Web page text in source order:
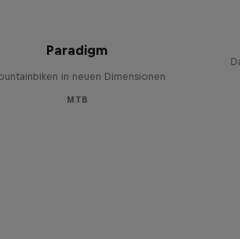
Paradigm
in neuen Dimensionen
MTB